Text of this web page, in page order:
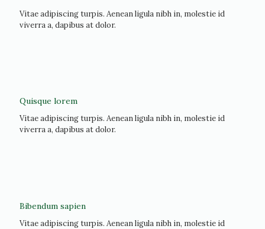
Vitae adipiscing turpis. Aenean ligula nibh in, molestie id
viverra a, dapibus at dolor.
Quisque lorem
Vitae adipiscing turpis. Aenean ligula nibh in, molestie id
viverra a, dapibus at dolor.
Bibendum sapien
Vitae adipiscing turpis. Aenean ligula nibh in, molestie id